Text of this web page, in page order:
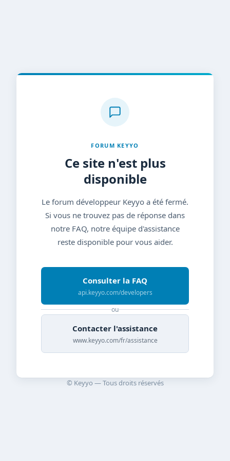
FORUM KEYYO
Ce site n'est plus
disponible
Le forum développeur Keyyo a été fermé.
Si vous ne trouvez pas de réponse dans
notre FAQ, notre équipe d'assistance
reste disponible pour vous aider.
Consulter la FAQ
api.keyyo.com/developers
ou
Contacter l'assistance
www.keyyo.com/fr/assistance
© Keyyo — Tous droits réservés